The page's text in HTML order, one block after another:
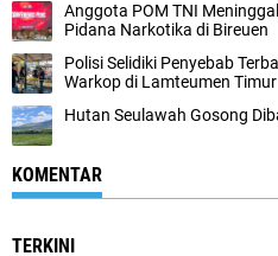
Anggota POM TNI
Pidana Narkotika di Bireuen
Polisi Selidiki Penyebab
Warkop di Lamteumen Timur
Hutan Seulawah Gosong
KOMENTAR
TERKINI